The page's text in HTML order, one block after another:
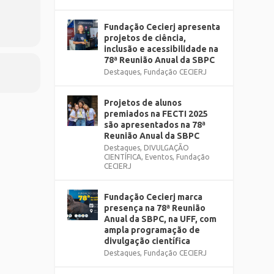
Fundação Cecierj apresenta
projetos de ciência,
inclusão e acessibilidade na
78ª Reunião Anual da SBPC
Destaques, Fundação CECIERJ
Projetos de alunos
premiados na FECTI 2025
são apresentados na 78ª
Reunião Anual da SBPC
Destaques, DIVULGAÇÃO
CIENTÍFICA, Eventos, Fundação
CECIERJ
Fundação Cecierj marca
presença na 78ª Reunião
Anual da SBPC, na UFF, com
ampla programação de
divulgação científica
Destaques, Fundação CECIERJ